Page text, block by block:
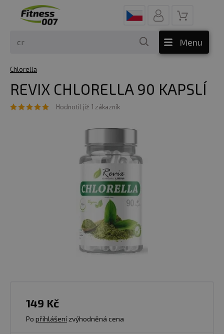
Menu
Chlorella
REVIX CHLORELLA 90 KAPSLÍ
Hodnotil již 1 zákazník
149 Kč
Po přihlášenízvýhodněná cena